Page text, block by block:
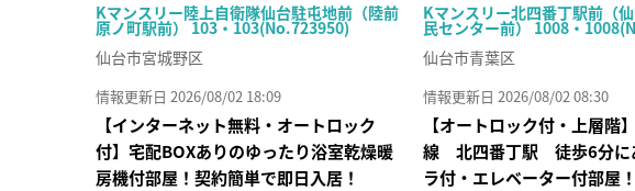
Kマンスリー陸上自衛隊仙台駐屯地前（陸前
原ノ町駅前） 103・103(No.723950)
仙台市宮城野区
情報更新日 2026/08/02 18:09
【インターネット無料・オートロック
付】宅配BOXありのゆったり浴室乾燥暖
房機付部屋！契約簡単で即日入居！
Kマンスリー北四番丁駅前（
民センター前） 1008・
仙台市青葉区
情報更新日 2026/08/02 08:30
【オートロック付・上層階
線 北四番丁駅 徒歩6分に
ラ付・エレベーター付部屋！